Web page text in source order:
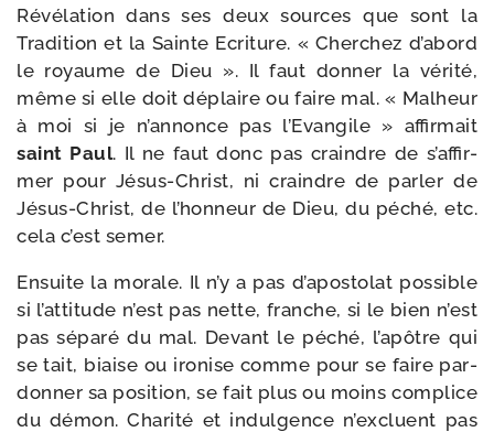
Révélation dans ses deux sources que sont la
Tradition et la Sainte Ecriture. « Cherchez d’a­bord
le royaume de Dieu ». Il faut don­ner la véri­té,
même si elle doit déplaire ou faire mal. « Malheur
à moi si je n’an­nonce pas l’Evangile » affir­mait
saint Paul. Il ne faut donc pas craindre de s’af­fir­
mer pour Jésus-​Christ, ni craindre de par­ler de
Jésus-​Christ, de l’hon­neur de Dieu, du péché, etc.
cela c’est semer.
Ensuite la morale. Il n’y a pas d’a­pos­to­lat pos­sible
si l’at­ti­tude n’est pas nette, franche, si le bien n’est
pas sépa­ré du mal. Devant le péché, l’a­pôtre qui
se tait, biaise ou iro­nise comme pour se faire par­
don­ner sa posi­tion, se fait plus ou moins com­plice
du démon. Charité et indul­gence n’ex­cluent pas